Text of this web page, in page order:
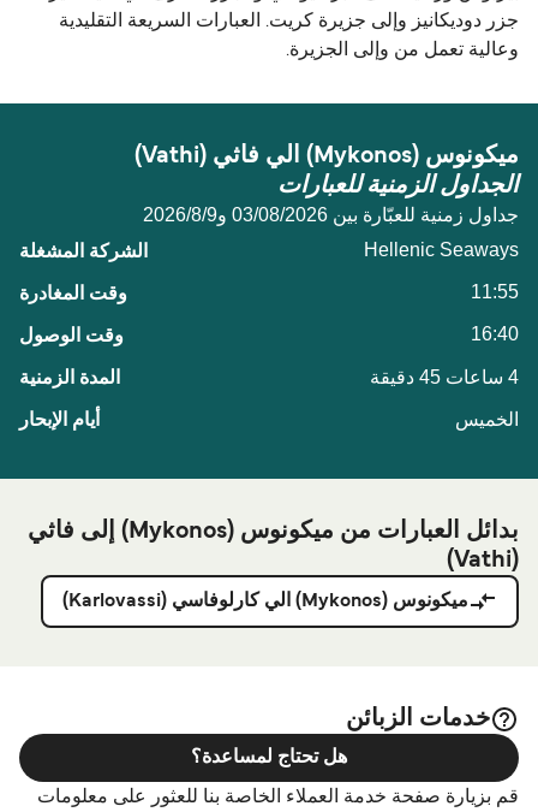
جزر دوديكانيز وإلى جزيرة كريت. العبارات السريعة التقليدية
وعالية تعمل من وإلى الجزيرة.
ميكونوس (Mykonos) الي فاثي (Vathi)
الجداول الزمنية للعبارات
جداول زمنية للعبّارة بين 03/08/2026 و9‏/8‏/2026
Hellenic Seaways
11:55
16:40
4 ساعات 45 دقيقة
الخميس
بدائل العبارات من ميكونوس (Mykonos) إلى فاثي
(Vathi)
ميكونوس (Mykonos) الي كارلوفاسي (Karlovassi)
خدمات الزبائن
قم بزيارة صفحة خدمة العملاء الخاصة بنا للعثور على معلومات
هل تحتاج لمساعدة؟